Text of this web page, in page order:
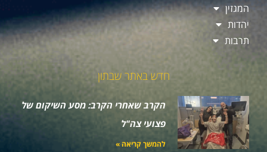
המגזין
יהדות
תרבות
חדש באתר שבתון
הקרב שאחרי הקרב: מסע השיקום של
פצועי צה"ל
להמשך קריאה »